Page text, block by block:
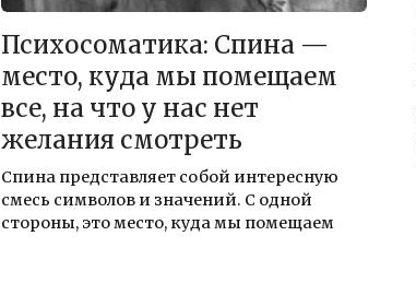
Психосоматика: Спина —
место, куда мы помещаем
все, на что у нас нет
желания смотреть
Спина представляет собой интересную
смесь симво­лов и значений. С одной
стороны, это место, куда мы помещаем